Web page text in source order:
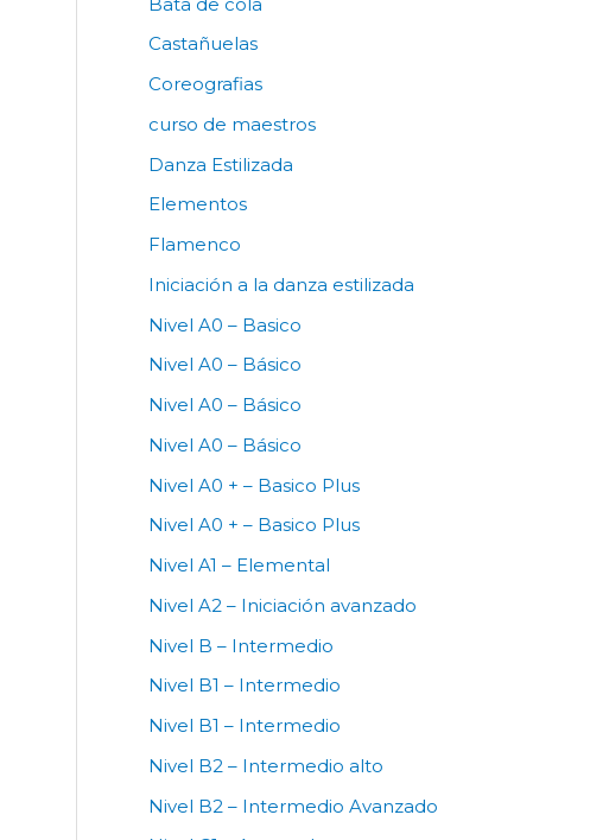
Castañuelas
Coreografias
curso de maestros
Danza Estilizada
Elementos
Flamenco
Iniciación a la danza estilizada
Nivel A0 – Basico
Nivel A0 – Básico
Nivel A0 – Básico
Nivel A0 – Básico
Nivel A0 + – Basico Plus
Nivel A0 + – Basico Plus
Nivel A1 – Elemental
Nivel A2 – Iniciación avanzado
Nivel B – Intermedio
Nivel B1 – Intermedio
Nivel B1 – Intermedio
Nivel B2 – Intermedio alto
Nivel B2 – Intermedio Avanzado